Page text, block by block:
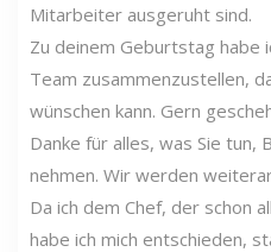
Mitarbeiter ausgeruht sind.
Zu deinem Geburtstag habe
Team zusammenzustellen,
wünschen kann. Gern
Danke für alles, was Sie tun,
nehmen. Wir werden
Da ich dem Chef, der schon
habe ich mich entschieden,